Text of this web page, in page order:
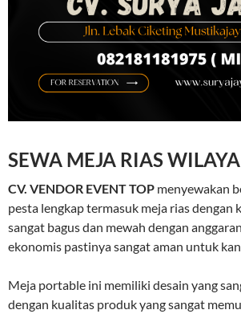
SEWA MEJA RIAS
CV. VENDOR EVENT TOP menyewakan
pesta lengkap termasuk meja rias dengan
sangat bagus dan mewah dengan
ekonomis pastinya sangat aman untuk
Meja portable ini memiliki desain yang
dengan kualitas produk yang sangat